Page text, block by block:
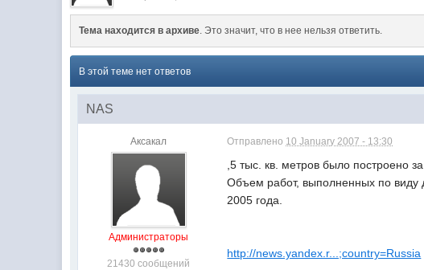
Тема находится в архиве. Это значит, что в нее нельзя ответить.
В этой теме нет ответов
NAS
Аксакал
Администраторы
21430 сообщений
Отправлено 10 January 2007 - 13:30
,5 тыс. кв. метров было построено
Объем работ, выполненных по виду
2005 года.
http://news.yandex.r...;country=Russia